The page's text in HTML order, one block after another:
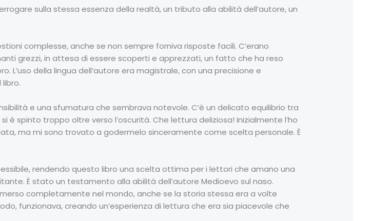
sulla stessa essenza della realtà, un tributo alla abilità dell’autore, un
complesse, anche se non sempre forniva risposte facili. C’erano
grezzi, in attesa di essere scoperti e apprezzati, un fatto che ha reso
L’uso della lingua dell’autore era magistrale, con una precisione e
e una sfumatura che sembrava notevole. C’è un delicato equilibrio tra
spinto troppo oltre verso l’oscurità. Che lettura deliziosa! Inizialmente l’ho
ma mi sono trovato a godermelo sinceramente come scelta personale. È
rendendo questo libro una scelta ottima per i lettori che amano una
È stato un testamento alla abilità dell’autore Medioevo sul naso.
completamente nel mondo, anche se la storia stessa era a volte
funzionava, creando un’esperienza di lettura che era sia piacevole che